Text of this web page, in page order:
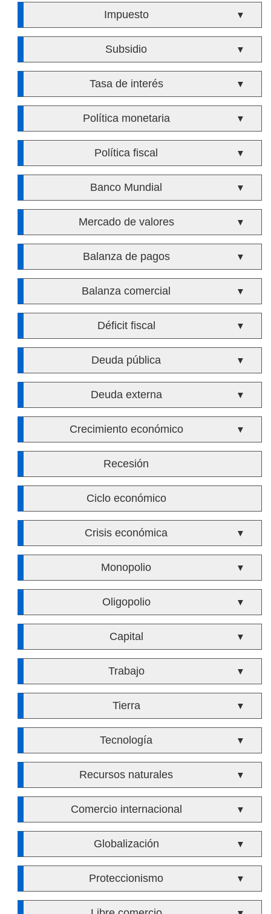
Impuesto ▼
Subsidio ▼
Tasa de interés ▼
Política monetaria ▼
Política fiscal ▼
Banco Mundial ▼
Mercado de valores ▼
Balanza de pagos ▼
Balanza comercial ▼
Déficit fiscal ▼
Deuda pública ▼
Deuda externa ▼
Crecimiento económico ▼
Recesión
Ciclo económico
Crisis económica ▼
Monopolio ▼
Oligopolio ▼
Capital ▼
Trabajo ▼
Tierra ▼
Tecnología ▼
Recursos naturales ▼
Comercio internacional ▼
Globalización ▼
Proteccionismo ▼